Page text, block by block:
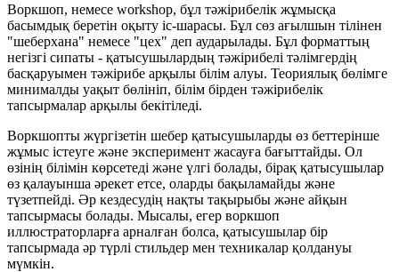
Воркшоп, немесе workshop, бұл тәжірибелік жұмысқа
басымдық беретін оқыту іс-шарасы. Бұл сөз ағылшын тілінен
"шеберхана" немесе "цех" деп аударылады. Бұл форматтың
негізгі сипаты - қатысушылардың тәжірибелі тәлімгердің
басқаруымен тәжірибе арқылы білім алуы. Теориялық бөлімге
минималды уақыт бөлініп, білім бірден тәжірибелік
тапсырмалар арқылы бекітіледі.
Воркшопты жүргізетін шебер қатысушыларды өз беттерінше
жұмыс істеуге және эксперимент жасауға бағыттайды. Ол
өзінің білімін көрсетеді және үлгі болады, бірақ қатысушылар
өз қалауынша әрекет етсе, оларды бақыламайды және
түзетпейді. Әр кездесудің нақты тақырыбы және айқын
тапсырмасы болады. Мысалы, егер воркшоп
иллюстраторларға арналған болса, қатысушылар бір
тапсырмада әр түрлі стильдер мен техникалар қолдануы
мүмкін.